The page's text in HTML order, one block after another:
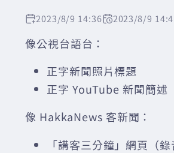
2023/8/9 14:36 2023/8/9
像公視台語台：
正字新聞照片標題
正字 YouTube 新聞簡述
像 HakkaNews 客新聞：
「講客三分鐘」網頁（錄